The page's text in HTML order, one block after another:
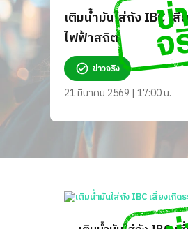
เติมน้ำมันใส่ถัง IBC เสี่
ไฟฟ้าสถิต
ข่าวจริง
21 มีนาคม 2569 | 17:00 น.